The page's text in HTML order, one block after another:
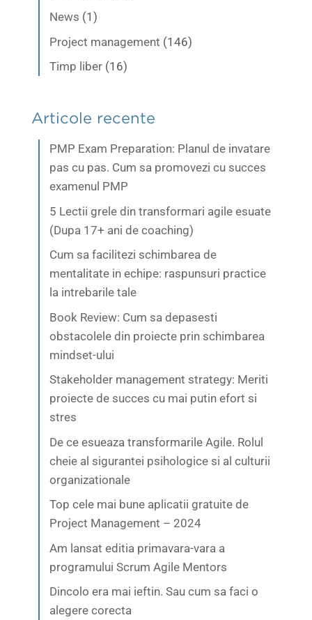
News (1)
Project management (146)
Timp liber (16)
Articole recente
PMP Exam Preparation: Planul de invatare
pas cu pas. Cum sa promovezi cu succes
examenul PMP
5 Lectii grele din transformari agile esuate
(Dupa 17+ ani de coaching)
Cum sa facilitezi schimbarea de
mentalitate in echipe: raspunsuri practice
la intrebarile tale
Book Review: Cum sa depasesti
obstacolele din proiecte prin schimbarea
mindset-ului
Stakeholder management strategy: Meriti
proiecte de succes cu mai putin efort si
stres
De ce esueaza transformarile Agile. Rolul
cheie al sigurantei psihologice si al culturii
organizationale
Top cele mai bune aplicatii gratuite de
Project Management – 2024
Am lansat editia primavara-vara a
programului Scrum Agile Mentors
Dincolo era mai ieftin. Sau cum sa faci o
alegere corecta